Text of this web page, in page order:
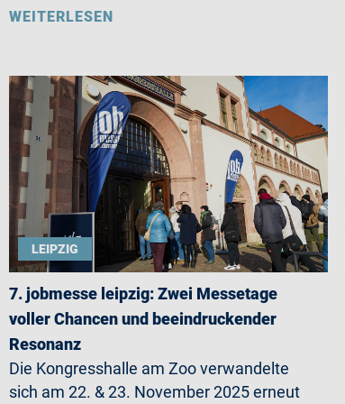
WEITERLESEN
LEIPZIG
7. jobmesse leipzig: Zwei Messetage
voller Chancen und beeindruckender
Resonanz
Die Kongresshalle am Zoo verwandelte
sich am 22. & 23. November 2025 erneut